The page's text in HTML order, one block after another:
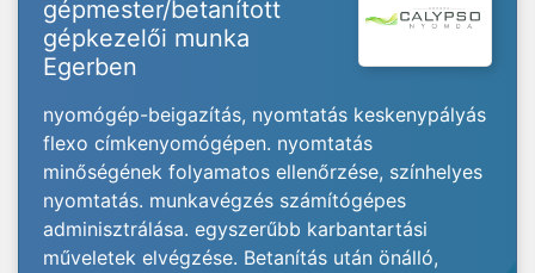
gépmester/betanított
gépkezelői munka
Egerben
nyomógép-beigazítás, nyomtatás keskenypályás
flexo címkenyomógépen. nyomtatás
minőségének folyamatos ellenőrzése, színhelyes
nyomtatás. munkavégzés számítógépes
adminisztrálása. egyszerűbb karbantartási
műveletek elvégzése. Betanítás után önálló,